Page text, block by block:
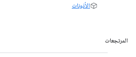
الأذونات
المرتجعات